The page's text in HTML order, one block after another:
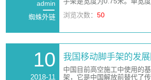
admin
蜘蛛外链
浏览次数：50
10
2018-11
我国移动脚手架的发
中国目前高空施工中使用的
架，它是中国解放前替代了